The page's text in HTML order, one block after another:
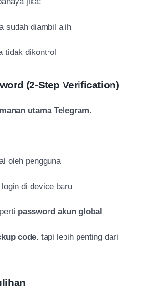
sudah diambil alih
tidak dikontrol
(2-Step Verification)
utama Telegram.
oleh pengguna
di device baru
password akun global
code, tapi lebih penting dari